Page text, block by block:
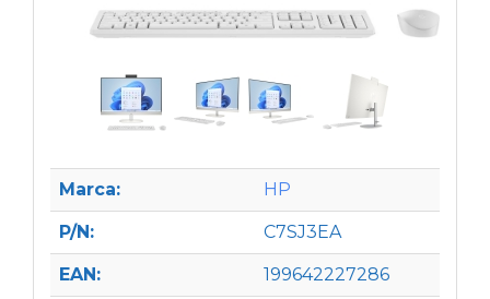
Marca: HP
P/N: C7SJ3EA
EAN: 199642227286